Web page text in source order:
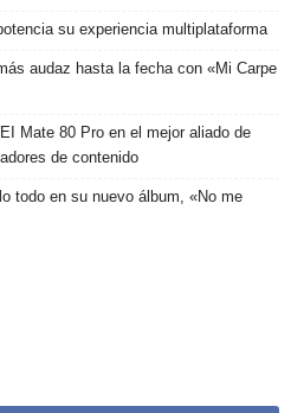
su experiencia multiplataforma
audaz hasta la fecha con «Mi Carpe
Mate 80 Pro en el mejor aliado de
de contenido
todo en su nuevo álbum, «No me